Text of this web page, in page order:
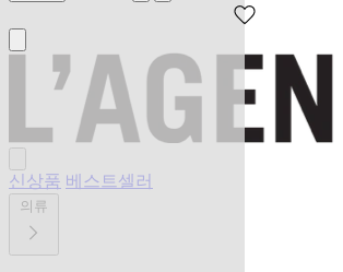
신상품 베스트셀러
의류